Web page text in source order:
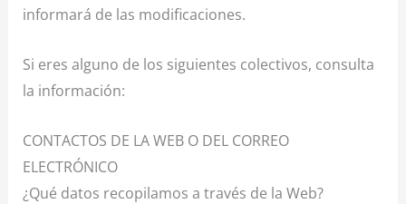
informará de las modificaciones.
Si eres alguno de los siguientes colectivos, consulta
la información:
CONTACTOS DE LA WEB O DEL CORREO
ELECTRÓNICO
¿Qué datos recopilamos a través de la Web?